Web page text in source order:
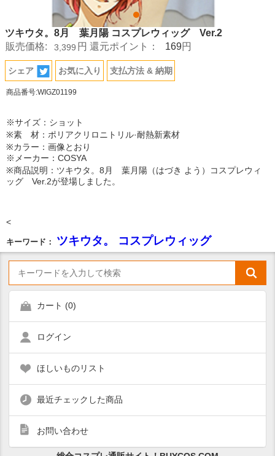
ツキウタ。8月 葉月陽 コスプレウィッグ Ver.2
販売価格:
3,399 円 還元ポイント： 169円
シェア お気に入り 支払方法 & 納期
商品番号:WIGZ01199
※サイズ：ショット
※素 材：ポリアクリロニトリル·耐熱新素材
※カラー：画像とおり
※メーカー：COSYA
※商品説明：ツキウタ。8月 葉月陽（はづき よう）コスプレウィ
ッグ Ver.2が登場しました。
<
キーワード： ツキウタ。 コスプレウィッグ
カート (0)
ログイン
ほしいものリスト
最近チェックした商品
お問い合わせ